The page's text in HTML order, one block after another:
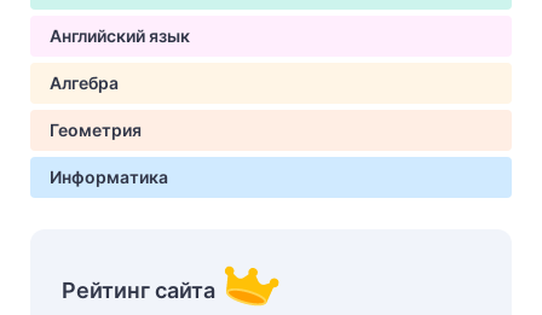
Английский язык
Алгебра
Геометрия
Информатика
Рейтинг сайта